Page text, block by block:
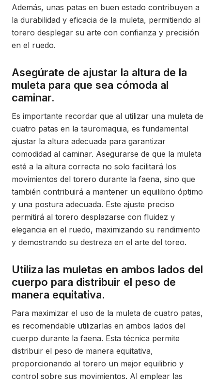
Además, unas patas en buen estado contribuyen a
la durabilidad y eficacia de la muleta, permitiendo al
torero desplegar su arte con confianza y precisión
en el ruedo.
Asegúrate de ajustar la altura de la
muleta para que sea cómoda al
caminar.
Es importante recordar que al utilizar una muleta de
cuatro patas en la tauromaquia, es fundamental
ajustar la altura adecuada para garantizar
comodidad al caminar. Asegurarse de que la muleta
esté a la altura correcta no solo facilitará los
movimientos del torero durante la faena, sino que
también contribuirá a mantener un equilibrio óptimo
y una postura adecuada. Este ajuste preciso
permitirá al torero desplazarse con fluidez y
elegancia en el ruedo, maximizando su rendimiento
y demostrando su destreza en el arte del toreo.
Utiliza las muletas en ambos lados del
cuerpo para distribuir el peso de
manera equitativa.
Para maximizar el uso de la muleta de cuatro patas,
es recomendable utilizarlas en ambos lados del
cuerpo durante la faena. Esta técnica permite
distribuir el peso de manera equitativa,
proporcionando al torero un mejor equilibrio y
control sobre sus movimientos. Al emplear las